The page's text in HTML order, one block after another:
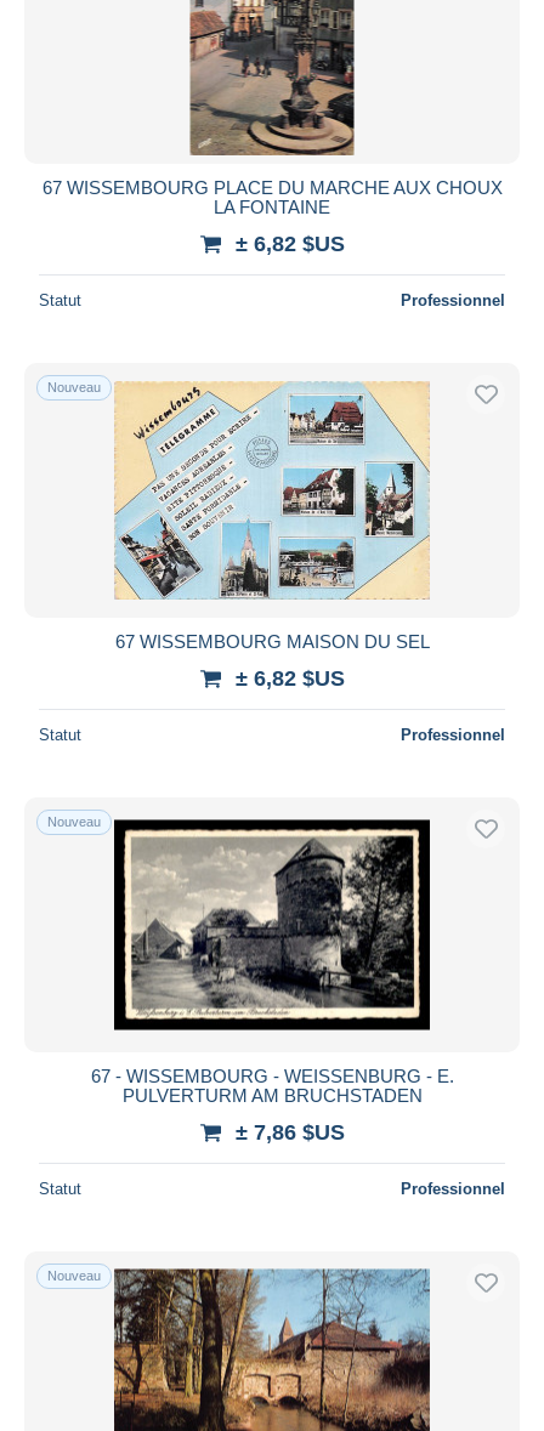
67 WISSEMBOURG PLACE DU MARCHE AUX CHOUX
LA FONTAINE
± 6,82 $US
Statut Professionnel
Nouveau
67 WISSEMBOURG MAISON DU SEL
± 6,82 $US
Statut Professionnel
Nouveau
67 - WISSEMBOURG - WEISSENBURG - E.
PULVERTURM AM BRUCHSTADEN
± 7,86 $US
Statut Professionnel
Nouveau